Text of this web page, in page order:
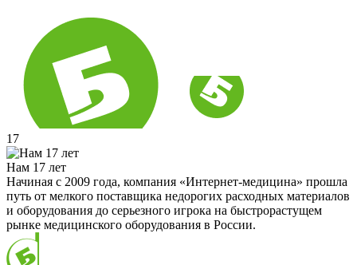
17
Нам 17 лет
Начиная с 2009 года, компания «Интернет-медицина» прошла
путь от мелкого поставщика недорогих расходных материалов
и оборудования до серьезного игрока на быстрорастущем
рынке медицинского оборудования в России.